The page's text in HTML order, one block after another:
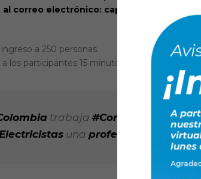
al correo electrónico:
3245522770
a 250 personas.
a los participantes 15 minutos antes.
trabaja #ConBuenaEnergía
una profesión de calidad